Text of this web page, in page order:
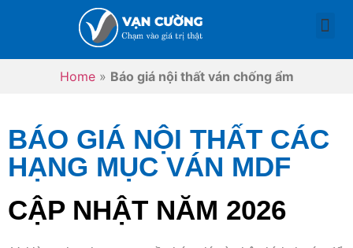
Home» Báo giá nội thất ván chống ẩm
BÁO GIÁ NỘI THẤT CÁC
HẠNG MỤC VÁN MDF
CẬP NHẬT NĂM 2026